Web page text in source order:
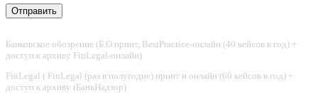
Банковское обозрение (Б.О принт, BestPractice-онлайн (40 кейсов в год) +
доступ к архиву FinLegal-онлайн)
FinLegal ( FinLegal (раз в полугодие) принт и онлайн (60 кейсов в год) +
доступ к архиву (БанкНадзор)